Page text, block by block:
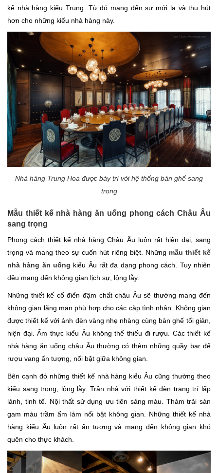
kế nhà hàng kiểu Trung. Từ đó mang đến sự mới lạ và thu hút
hơn cho những kiểu nhà hàng này.
Nhà hàng Trung Hoa được bày trí với hệ thống bàn ghế sang
trọng
Mẫu thiết kế nhà hàng ăn uống phong cách Châu Âu
sang trọng
Phong cách thiết kế nhà hàng Châu Âu luôn rất hiện đại, sang
trọng và mang theo sự cuốn hút riêng biệt. Những mẫu thiết kế
nhà hàng ăn uống kiểu Âu rất đa dạng phong cách. Tuy nhiên
đều mang đến không gian lịch sự, lộng lẫy.
Những thiết kế cổ điển đậm chất châu Âu sẽ thường mang đến
không gian lãng mạn phù hợp cho các cặp tình nhân. Không gian
được thiết kế với ánh đèn vàng nhẹ nhàng cùng bàn ghế tối giản,
hiện đại. Ẩm thực kiểu Âu không thể thiếu đi rượu. Các thiết kế
nhà hàng ăn uống châu Âu thường có thêm những quầy bar để
rượu vang ấn tượng, nổi bật giữa không gian.
Bên cạnh đó những thiết kế nhà hàng kiểu Âu cũng thường theo
kiểu sang trọng, lộng lẫy. Trần nhà với thiết kế đèn trang trí lấp
lánh, tinh tế. Nội thất sử dụng ưu tiên sáng màu. Thảm trải sàn
gam màu trầm ấm làm nổi bật không gian. Những thiết kế nhà
hàng kiểu Âu luôn rất ấn tượng và mang đến không gian khó
quên cho thực khách.